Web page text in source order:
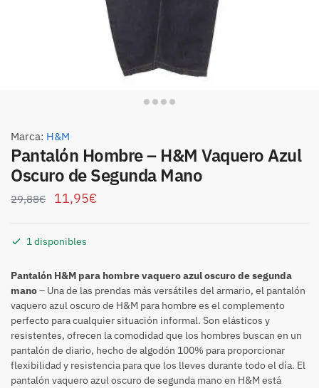
Marca: H&M
Pantalón Hombre – H&M Vaquero Azul
Oscuro de Segunda Mano
29,88€ 11,95€
1 disponibles
Pantalón H&M para hombre vaquero azul oscuro de segunda
mano– Una de las prendas más versátiles del armario, el pantalón
vaquero azul oscuro de H&M para hombre es el complemento
perfecto para cualquier situación informal. Son elásticos y
resistentes, ofrecen la comodidad que los hombres buscan en un
pantalón de diario, hecho de algodón 100% para proporcionar
flexibilidad y resistencia para que los lleves durante todo el día. El
pantalón vaquero azul oscuro de segunda mano en H&M está